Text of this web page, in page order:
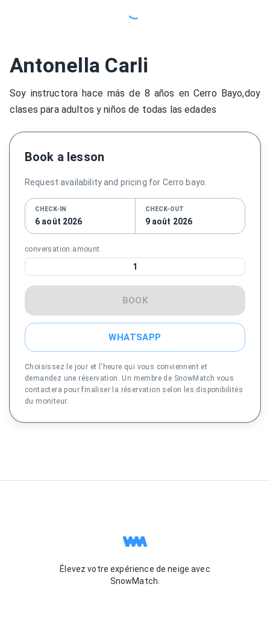
Antonella Carli
Soy instructora hace más de 8 años en Cerro Bayo,doy
clases para adultos y niños de todas las edades
Book a lesson
Request availability and pricing for Cerro bayo.
CHECK-IN
6 août 2026
CHECK-OUT
9 août 2026
conversation.amount
1
BOOK
WHATSAPP
Choisissez le jour et l'heure qui vous conviennent et
demandez une réservation. Un membre de SnowMatch vous
contactera pour finaliser la réservation selon les disponibilités
du moniteur.
Élevez votre expérience de neige avec
SnowMatch.